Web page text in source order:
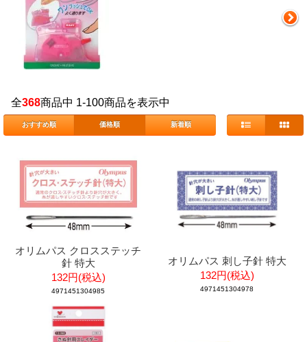
全368商品中 1-100商品を表示中
おすすめ順 価格順 新着順
オリムパス クロスステッチ
針 特大
132円(税込)
4971451304985
オリムパス 刺し子針 特大
132円(税込)
4971451304978